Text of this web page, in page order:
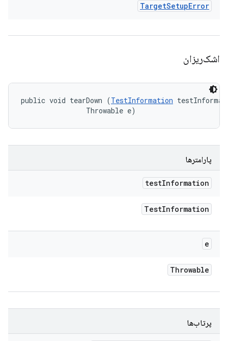
TargetSetupError
اشک‌ریزان
public void tearDown (TestInformation
                Throwable e)
پارامترها
testInformation
TestInformation
e
Throwable
پرتاب‌ها